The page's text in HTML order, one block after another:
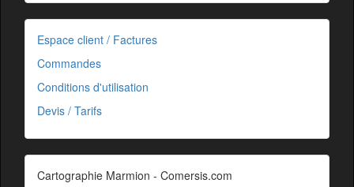
Espace client / Factures
Commandes
Conditions d'utilisation
Devis / Tarifs
Cartographie Marmion - Comersis.com